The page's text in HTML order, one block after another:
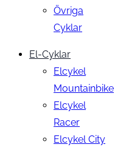
Övriga
Cyklar
El-Cyklar
Elcykel
Mountainbike
Elcykel
Racer
Elcykel City